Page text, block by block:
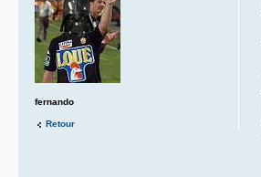
fernando
Retour